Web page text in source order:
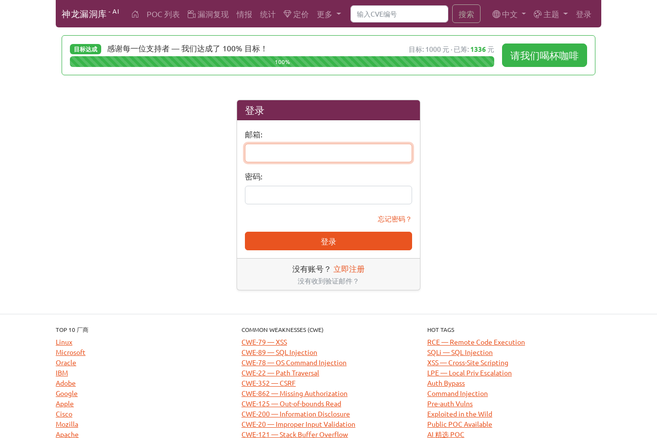
神龙漏洞库 - AI POC 列表 漏洞复现 情报 统计 定价 更多 搜索 中文 主题 登录
目标达成 感谢每一位支持者 — 我们达成了 100% 目标！ 目标: 1000 元 · 已筹: 1336 元
100%
请我们喝杯咖啡
登录
邮箱:
密码:
忘记密码？
登录
没有账号？ 立即注册
没有收到验证邮件？
TOP 10 厂商
Linux
Microsoft
Oracle
IBM
Adobe
Google
Apple
Cisco
Mozilla
Apache
COMMON WEAKNESSES (CWE)
CWE-79 — XSS
CWE-89 — SQL Injection
CWE-78 — OS Command Injection
CWE-22 — Path Traversal
CWE-352 — CSRF
CWE-862 — Missing Authorization
CWE-125 — Out-of-bounds Read
CWE-200 — Information Disclosure
CWE-20 — Improper Input Validation
CWE-121 — Stack Buffer Overflow
HOT TAGS
RCE — Remote Code Execution
SQLi — SQL Injection
XSS — Cross-Site Scripting
LPE — Local Priv Escalation
Auth Bypass
Command Injection
Pre-auth Vulns
Exploited in the Wild
Public POC Available
AI 精选 POC